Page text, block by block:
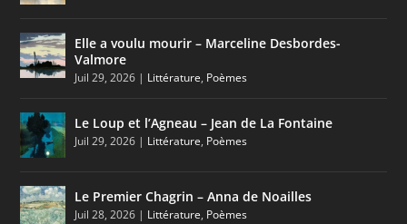
Elle a voulu mourir – Marceline Desbordes-
Valmore
Juil 29, 2026 | Littérature, Poèmes
Le Loup et l’Agneau – Jean de La Fontaine
Juil 29, 2026 | Littérature, Poèmes
Le Premier Chagrin – Anna de Noailles
Juil 28, 2026 | Littérature, Poèmes